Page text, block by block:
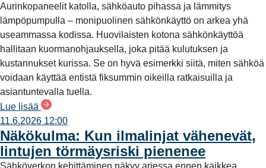
Aurinkopaneelit katolla, sähköauto pihassa ja lämmitys
lämpöpumpulla – monipuolinen sähkönkäyttö on arkea yhä
useammassa kodissa. Huovilaisten kotona sähkönkäyttöä
hallitaan kuormanohjauksella, joka pitää kulutuksen ja
kustannukset kurissa. Se on hyvä esimerkki siitä, miten sähköä
voidaan käyttää entistä fiksummin oikeilla ratkaisuilla ja
asiantuntevalla tuella.
Lue lisää
11.6.2026 12:00
Näkökulma: Kun ilmalinjat vähenevät,
lintujen törmäysriski pienenee
Sähköverkon kehittäminen näkyy arjessa ennen kaikkea